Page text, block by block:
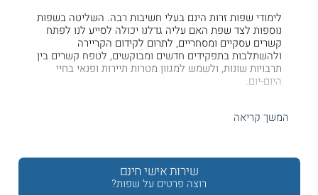
לימודי שפות זרות הינם בעלי חשיבות רבה. השליטה בשפות
נוספות לצד שפת האם עליה גדלנו יכולה לסייע לנו לפתח
קשרים עסקיים ומסחריים, לתרום לקידום הקריירה
ולהשתלבות בתפקידים חדשים ומבוקשים, לטפח קשרים בין
תרבויות שונות, ולשמש למגוון מטרות תיירות ופנאי בחיי
היום-יום.
איזו שפה כדאי לי ללמוד?
הינההשפה האנגלית. זאת מכיוון שמדובר באחת השפות
המדוברות ביותר בעולם, אשר משמשת בעולם העסקים,
באקדמיה, בתקשורת, ובאפיקים רבים נוספים בחיי היום-יום
המשך קריאה
שירות אישי חינם
רוצה פרטים על שפות?